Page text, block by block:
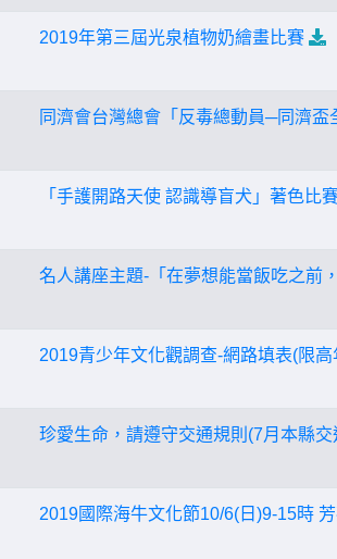
2019年第三屆光泉植物奶繪畫比賽
同濟會台灣總會「反毒總動員─同濟盃
「手護開路天使 認識導盲犬」著色比
名人講座主題-「在夢想能當飯吃之前
2019青少年文化觀調查-網路填表(限
珍愛生命，請遵守交通規則(7月本縣
2019國際海牛文化節10/6(日)9-15時